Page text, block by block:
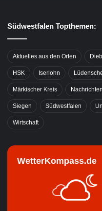
Südwestfalen Topthemen:
Aktuelles aus den Orten
HSK Iserlohn
Märkischer Kreis Nachrichten
Siegen Südwestfalen
Wirtschaft
WetterKompass.de